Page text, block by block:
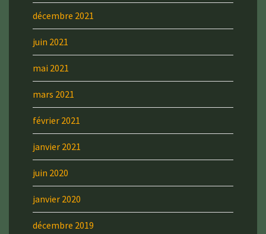
décembre 2021
juin 2021
mai 2021
mars 2021
février 2021
janvier 2021
juin 2020
janvier 2020
décembre 2019